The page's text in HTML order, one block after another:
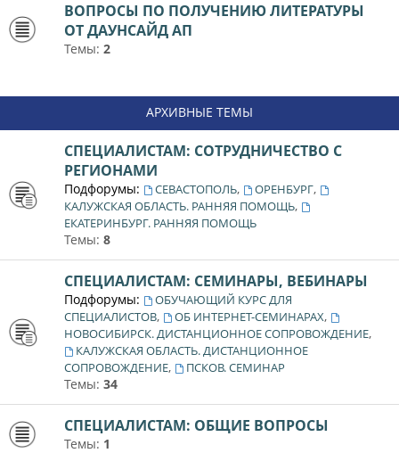
ВОПРОСЫ ПО ПОЛУЧЕНИЮ ЛИТЕРАТУРЫ
ОТ ДАУНСАЙД АП
Темы: 2
АРХИВНЫЕ ТЕМЫ
СПЕЦИАЛИСТАМ: СОТРУДНИЧЕСТВО С
РЕГИОНАМИ
Подфорумы: СЕВАСТОПОЛЬ, ОРЕНБУРГ,
КАЛУЖСКАЯ ОБЛАСТЬ. РАННЯЯ ПОМОЩЬ,
ЕКАТЕРИНБУРГ. РАННЯЯ ПОМОЩЬ
Темы: 8
СПЕЦИАЛИСТАМ: СЕМИНАРЫ, ВЕБИНАРЫ
Подфорумы:
ОБУЧАЮЩИЙ КУРС ДЛЯ
СПЕЦИАЛИСТОВ, ОБ ИНТЕРНЕТ-СЕМИНАРАХ,
НОВОСИБИРСК. ДИСТАНЦИОННОЕ СОПРОВОЖДЕНИЕ,
КАЛУЖСКАЯ ОБЛАСТЬ. ДИСТАНЦИОННОЕ
СОПРОВОЖДЕНИЕ, ПСКОВ. СЕМИНАР
Темы: 34
СПЕЦИАЛИСТАМ: ОБЩИЕ ВОПРОСЫ
Темы: 1